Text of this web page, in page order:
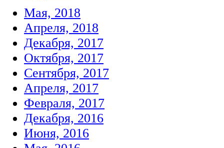
Мая, 2018
Апреля, 2018
Декабря, 2017
Октября, 2017
Сентября, 2017
Апреля, 2017
Февраля, 2017
Декабря, 2016
Июня, 2016